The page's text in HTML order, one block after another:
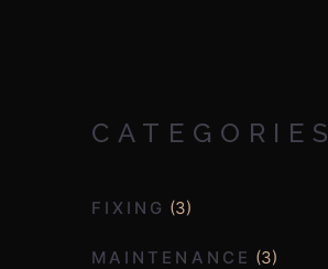
CATEGORIES
FIXING (3)
MAINTENANCE (3)